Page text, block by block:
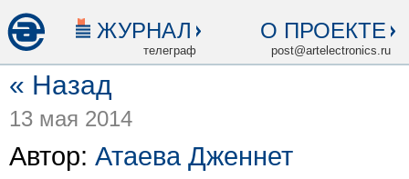
ЖУРНАЛ
телеграф
О ПРОЕКТЕ
post@artelectronics.ru
« Назад
13 мая 2014
Автор: Атаева Дженнет